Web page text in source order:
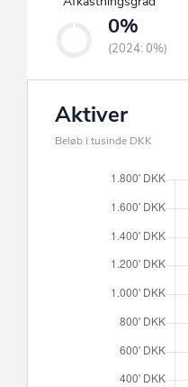
0%
(2024: 0%)
Aktiver
Beløb i tusinde DKK